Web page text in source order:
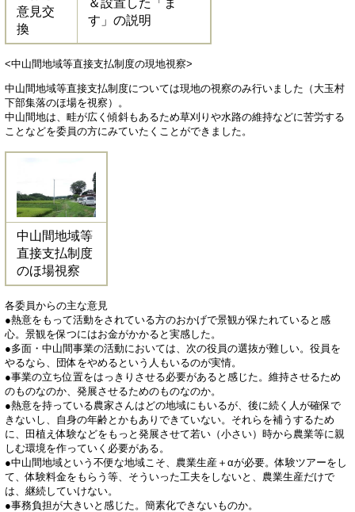
意見交
換
す」の説明
<中山間地域等直接支払制度の現地視察>
中山間地域等直接支払制度については現地の視察のみ行いました（大玉村
下部集落のほ場を視察）。
中山間地は、畦が広く傾斜もあるため草刈りや水路の維持などに苦労する
ことなどを委員の方にみていたくことができました。
中山間地域等
直接支払制度
のほ場視察
各委員からの主な意見
●熱意をもって活動をされている方のおかげで景観が保たれていると感
心。景観を保つにはお金がかかると実感した。
●多面・中山間事業の活動においては、次の役員の選抜が難しい。役員を
やるなら、団体をやめるという人もいるのが実情。
●事業の立ち位置をはっきりさせる必要があると感じた。維持させるため
のものなのか、発展させるためのものなのか。
●熱意を持っている農家さんはどの地域にもいるが、後に続く人が確保で
きないし、自身の年齢とかもありできていない。それらを補うするため
に、田植え体験などをもっと発展させて若い（小さい）時から農業等に親
しむ環境を作っていく必要がある。
●中山間地域という不便な地域こそ、農業生産＋αが必要。体験ツアーをし
て、体験料金をもらう等、そういった工夫をしないと、農業生産だけで
は、継続していけない。
●事務負担が大きいと感じた。簡素化できないものか。